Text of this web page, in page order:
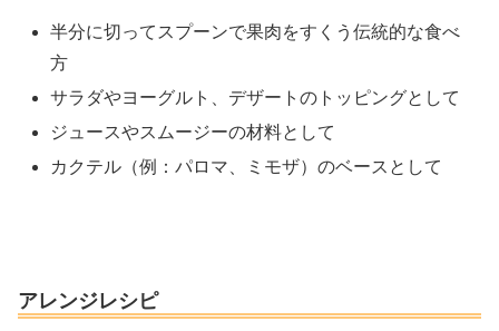
半分に切ってスプーンで果肉をすくう伝統的な食べ
方
サラダやヨーグルト、デザートのトッピングとして
ジュースやスムージーの材料として
カクテル（例：パロマ、ミモザ）のベースとして
アレンジレシピ